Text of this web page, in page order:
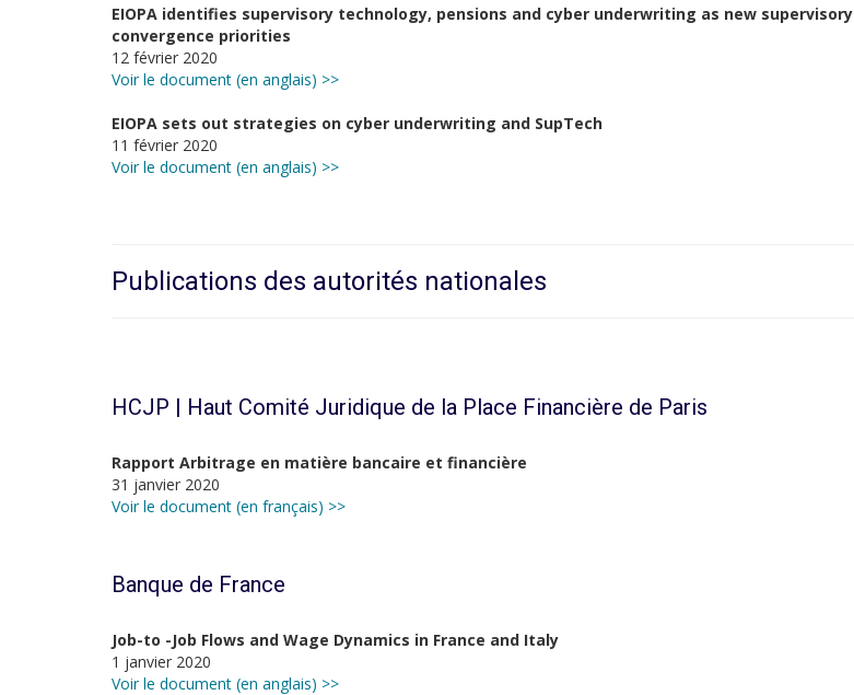
EIOPA identifies supervisory technology, pensions and cyber underwriting as new supervisory
convergence priorities
12 février 2020
Voir le document (en anglais) >>
EIOPA sets out strategies on cyber underwriting and SupTech
11 février 2020
Voir le document (en anglais) >>
Publications des autorités nationales
HCJP | Haut Comité Juridique de la Place Financière de Paris
Rapport Arbitrage en matière bancaire et financière
31 janvier 2020
Voir le document (en français) >>
Banque de France
Job-to -Job Flows and Wage Dynamics in France and Italy
1 janvier 2020
Voir le document (en anglais) >>